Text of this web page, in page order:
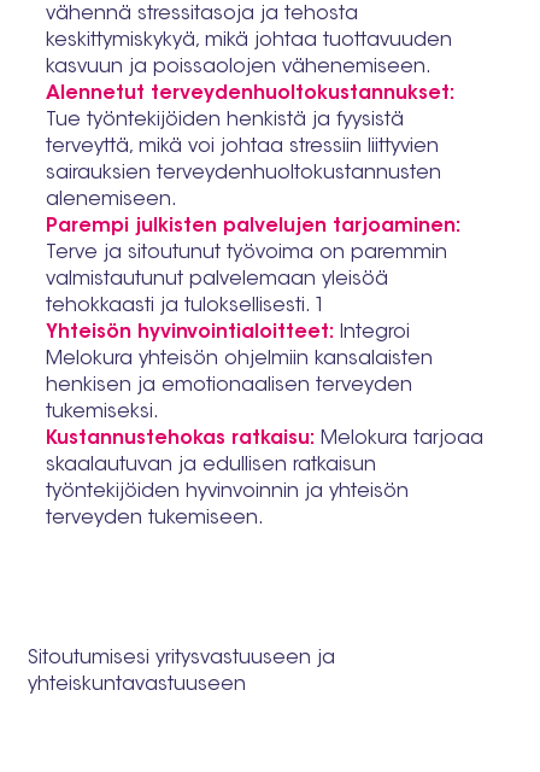
vähennä stressitasoja ja tehosta
keskittymiskykyä, mikä johtaa tuottavuuden
kasvuun ja poissaolojen vähenemiseen.
Alennetut terveydenhuoltokustannukset:
Tue työntekijöiden henkistä ja fyysistä
terveyttä, mikä voi johtaa stressiin liittyvien
sairauksien terveydenhuoltokustannusten
alenemiseen.
Parempi julkisten palvelujen tarjoaminen:
Terve ja sitoutunut työvoima on paremmin
valmistautunut palvelemaan yleisöä
tehokkaasti ja tuloksellisesti. 1
Yhteisön hyvinvointialoitteet: Integroi
Melokura yhteisön ohjelmiin kansalaisten
henkisen ja emotionaalisen terveyden
tukemiseksi.
Kustannustehokas ratkaisu: Melokura tarjoaa
skaalautuvan ja edullisen ratkaisun
työntekijöiden hyvinvoinnin ja yhteisön
terveyden tukemiseen.
Sitoutumisesi yritysvastuuseen ja
yhteiskuntavastuuseen